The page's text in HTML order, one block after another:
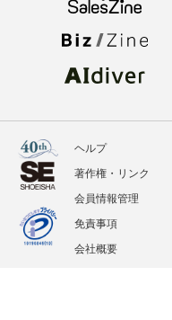
ヘルプ
著作権・リンク
会員情報管理
免責事項
会社概要